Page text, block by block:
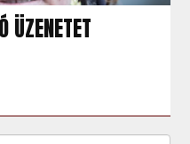
ÜZENETET